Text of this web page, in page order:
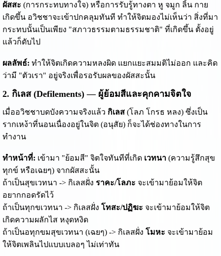
ผัสสะ (การกระทบทางใจ) หรือการรับรู้ทางตา หู จมูก ลิ้น กาย
เกิดขึ้น อวิชชาจะเข้าปกคลุมทันที ทำให้จิตมองไม่เห็นว่า สิ่งที่มา
กระทบนั้นเป็นเพียง "สภาวธรรมตามธรรมชาติ" ที่เกิดขึ้น ตั้งอยู่
แล้วก็ดับไป
ผลลัพธ์: ทำให้จิตเกิดความหลงผิด แยกแยะสมมติไม่ออก และคิด
ว่ามี "ตัวเรา" อยู่จริงเพื่อรอรับผลของผัสสะนั้น
2. กิเลส (Defilements) — ผู้ย้อมสีและคุกคามจิตใจ
เมื่ออวิชชาบดบังความจริงแล้ว กิเลส(โลภ โกรธ หลง) ซึ่งเป็น
รากเหง้าที่นอนเนื่องอยู่ในจิต (อนุสัย) ก็จะได้ช่องทางในการ
ทำงาน
ทำหน้าที่: เข้ามา "ย้อมสี" จิตใจทันทีที่เกิด เวทนา(ความรู้สึกสุข
ทุกข์ หรือเฉยๆ) จากผัสสะนั้น
ถ้าเป็นสุขเวทนา -> กิเลสฝั่ง ราคะ/โลภะ จะเข้ามาย้อมให้จิต
อยากกอดรัดไว้
ถ้าเป็นทุกขเวทนา -> กิเลสฝั่ง โทสะ/ปฏิฆะ จะเข้ามาย้อมให้จิต
เกิดความผลักไส หงุดหงิด
ถ้าเป็นอทุกขมสุขเวทนา (เฉยๆ) -> กิเลสฝั่ง โมหะ จะเข้ามาย้อม
ให้จิตเพลินไปแบบเบลอๆ ไม่เท่าทัน